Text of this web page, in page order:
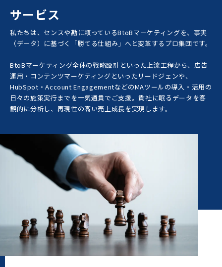
サービス
私たちは、センスや勘に頼っているBtoBマーケティングを、事実
（データ）に基づく「勝てる仕組み」へと変革するプロ集団です。
BtoBマーケティング全体の戦略設計といった上流工程から、広告
運用・コンテンツマーケティングといったリードジェンや、
HubSpot・Account EngagementなどのMAツールの導入・活用の
日々の施策実行までを一気通貫でご支援。貴社に眠るデータを客
観的に分析し、再現性の高い売上成長を実現します。